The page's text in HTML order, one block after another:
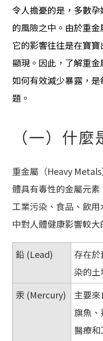
令人擔憂的是，多數
的風險之中。由於重金
它的影響往往是在寶
顯現。因此，了解重
如何有效減少暴露，
題。
（一）什
重金屬（Heavy
體具有毒性的金屬元
工業污染、食品、飲
中對人體健康影響較大
鉛 (Lead)
存在
染的土
汞 (Mercury)
主要
旗魚
醫療和